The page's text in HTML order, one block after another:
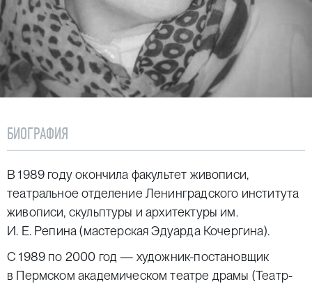
БИОГРАФИЯ
В 1989 году окончила факультет живописи,
театральное отделение Ленинградского института
живописи, скульптуры и архитектуры им.
И. Е. Репина (мастерская Эдуарда Кочергина).
С 1989 по 2000 год — художник-постановщик
в Пермском академическом театре драмы (Театр-